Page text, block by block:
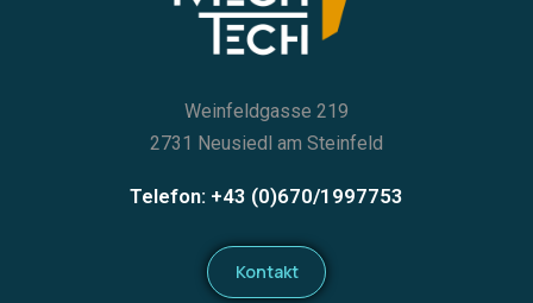
Weinfeldgasse 219
2731 Neusiedl am Steinfeld
Telefon: +43 (0)670/1997753
Kontakt